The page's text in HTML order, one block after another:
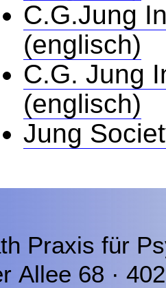
C.G.Jung
(englisch)
C.G. Jung
(englisch)
Jung
Praxis für
Allee 68 ·